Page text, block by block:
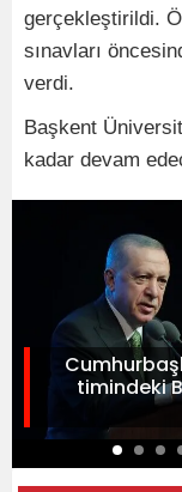
gerçekleştirildi.
sınavları
verdi.
Başkent
kadar devam
timindeki